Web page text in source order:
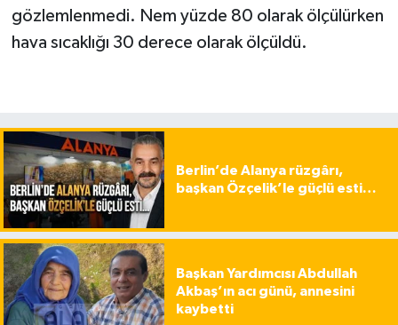
gözlemlenmedi. Nem yüzde 80 olarak ölçülürken
hava sıcaklığı 30 derece olarak ölçüldü.
Berlin’de Alanya rüzgârı,
başkan Özçelik’le güçlü esti…
Başkan Yardımcısı Abdullah
Akbaş’ın acı günü, annesini
kaybetti